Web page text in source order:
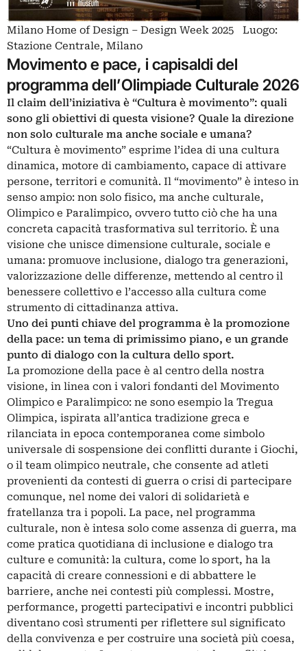
Milano Home of Design – Design Week 2025 Luogo:
Stazione Centrale, Milano
Movimento e pace, i capisaldi del
programma dell’Olimpiade Culturale 2026
Il claim dell’iniziativa è “Cultura è movimento”: quali
sono gli obiettivi di questa visione? Quale la direzione
non solo culturale ma anche sociale e umana?
“Cultura è movimento” esprime l’idea di una cultura
dinamica, motore di cambiamento, capace di attivare
persone, territori e comunità. Il “movimento” è inteso in
senso ampio: non solo fisico, ma anche culturale,
Olimpico e Paralimpico, ovvero tutto ciò che ha una
concreta capacità trasformativa sul territorio. È una
visione che unisce dimensione culturale, sociale e
umana: promuove inclusione, dialogo tra generazioni,
valorizzazione delle differenze, mettendo al centro il
benessere collettivo e l’accesso alla cultura come
strumento di cittadinanza attiva.
Uno dei punti chiave del programma è la promozione
della pace: un tema di primissimo piano, e un grande
punto di dialogo con la cultura dello sport.
La promozione della pace è al centro della nostra
visione, in linea con i valori fondanti del Movimento
Olimpico e Paralimpico: ne sono esempio la Tregua
Olimpica, ispirata all’antica tradizione greca e
rilanciata in epoca contemporanea come simbolo
universale di sospensione dei conflitti durante i Giochi,
o il team olimpico neutrale, che consente ad atleti
provenienti da contesti di guerra o crisi di partecipare
comunque, nel nome dei valori di solidarietà e
fratellanza tra i popoli. La pace, nel programma
culturale, non è intesa solo come assenza di guerra, ma
come pratica quotidiana di inclusione e dialogo tra
culture e comunità: la cultura, come lo sport, ha la
capacità di creare connessioni e di abbattere le
barriere, anche nei contesti più complessi. Mostre,
performance, progetti partecipativi e incontri pubblici
diventano così strumenti per riflettere sul significato
della convivenza e per costruire una società più coesa,